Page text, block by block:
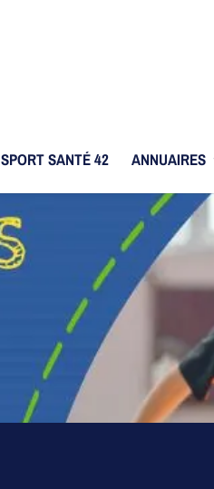
SPORT SANTÉ 42 ANNUAIRES